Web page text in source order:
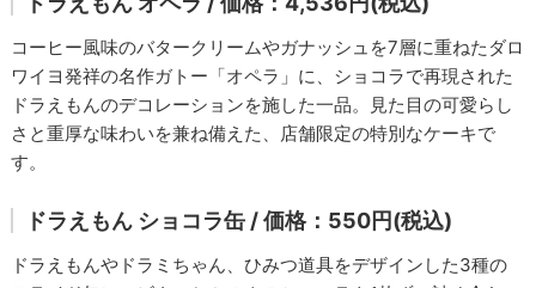
コーヒー風味のバタークリームやガナッシュを7層に重ねたダロ
ワイヨ発祥の名作ガトー「オペラ」に、ショコラで再現された
ドラえもんのデコレーションを施した一品。見た目の可愛らし
さと重厚な味わいを兼ね備えた、店舗限定の特別なケーキで
す。
ドラえもん ショコラ缶 / 価格：550円(税込)
ドラえもんやドラミちゃん、ひみつ道具をデザインした3種の